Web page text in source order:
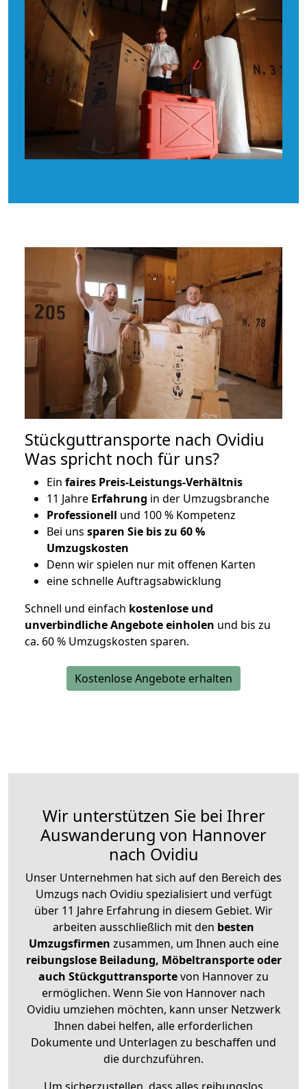
Stückguttransporte nach Ovidiu
Was spricht noch für uns?
Ein faires Preis-Leistungs-Verhältnis
11 Jahre Erfahrung in der Umzugsbranche
Professionell und 100 % Kompetenz
Bei uns sparen Sie bis zu 60 %
Umzugskosten
Denn wir spielen nur mit offenen Karten
eine schnelle Auftragsabwicklung
Schnell und einfach kostenlose und
unverbindliche Angebote einholen und bis zu
ca. 60 % Umzugskosten sparen.
Kostenlose Angebote erhalten
Wir unterstützen Sie bei Ihrer
Auswanderung von Hannover
nach Ovidiu
Unser Unternehmen hat sich auf den Bereich des
Umzugs nach Ovidiu spezialisiert und verfügt
über 11 Jahre Erfahrung in diesem Gebiet. Wir
arbeiten ausschließlich mit den besten
Umzugsfirmen zusammen, um Ihnen auch eine
reibungslose Beiladung, Möbeltransporte oder
auch Stückguttransportevon Hannover zu
ermöglichen. Wenn Sie von Hannover nach
Ovidiu umziehen möchten, kann unser Netzwerk
Ihnen dabei helfen, alle erforderlichen
Dokumente und Unterlagen zu beschaffen und
die durchzuführen.